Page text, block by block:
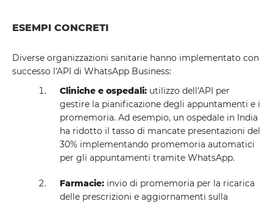
ESEMPI CONCRETI
Diverse organizzazioni sanitarie hanno implementato con
successo l'API di WhatsApp Business:
Cliniche e ospedali: utilizzo dell'API per
gestire la pianificazione degli appuntamenti e i
promemoria. Ad esempio, un ospedale in India
ha ridotto il tasso di mancate presentazioni del
30% implementando promemoria automatici
per gli appuntamenti tramite WhatsApp.
Farmacie: invio di promemoria per la ricarica
delle prescrizioni e aggiornamenti sulla